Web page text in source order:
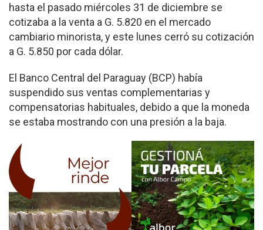
hasta el pasado miércoles 31 de diciembre se
cotizaba a la venta a G. 5.820 en el mercado
cambiario minorista, y este lunes cerró su cotización
a G. 5.850 por cada dólar.
El Banco Central del Paraguay (BCP) había
suspendido sus ventas complementarias y
compensatorias habituales, debido a que la moneda
se estaba mostrando con una presión a la baja.